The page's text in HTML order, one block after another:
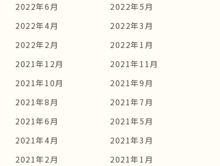
2022年6月
2022年5月
2022年4月
2022年3月
2022年2月
2022年1月
2021年12月
2021年11月
2021年10月
2021年9月
2021年8月
2021年7月
2021年6月
2021年5月
2021年4月
2021年3月
2021年2月
2021年1月